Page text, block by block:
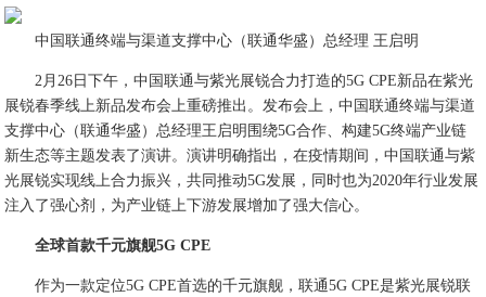
中国联通终端与渠道支撑中心（联通华盛）总经理 王启明
2月26日下午，中国联通与紫光展锐合力打造的5G CPE新品在紫光
展锐春季线上新品发布会上重磅推出。发布会上，中国联通终端与渠道
支撑中心（联通华盛）总经理王启明围绕5G合作、构建5G终端产业链
新生态等主题发表了演讲。演讲明确指出，在疫情期间，中国联通与紫
光展锐实现线上合力振兴，共同推动5G发展，同时也为2020年行业发展
注入了强心剂，为产业链上下游发展增加了强大信心。
全球首款千元旗舰5G CPE
作为一款定位5G CPE首选的千元旗舰，联通5G CPE是紫光展锐联